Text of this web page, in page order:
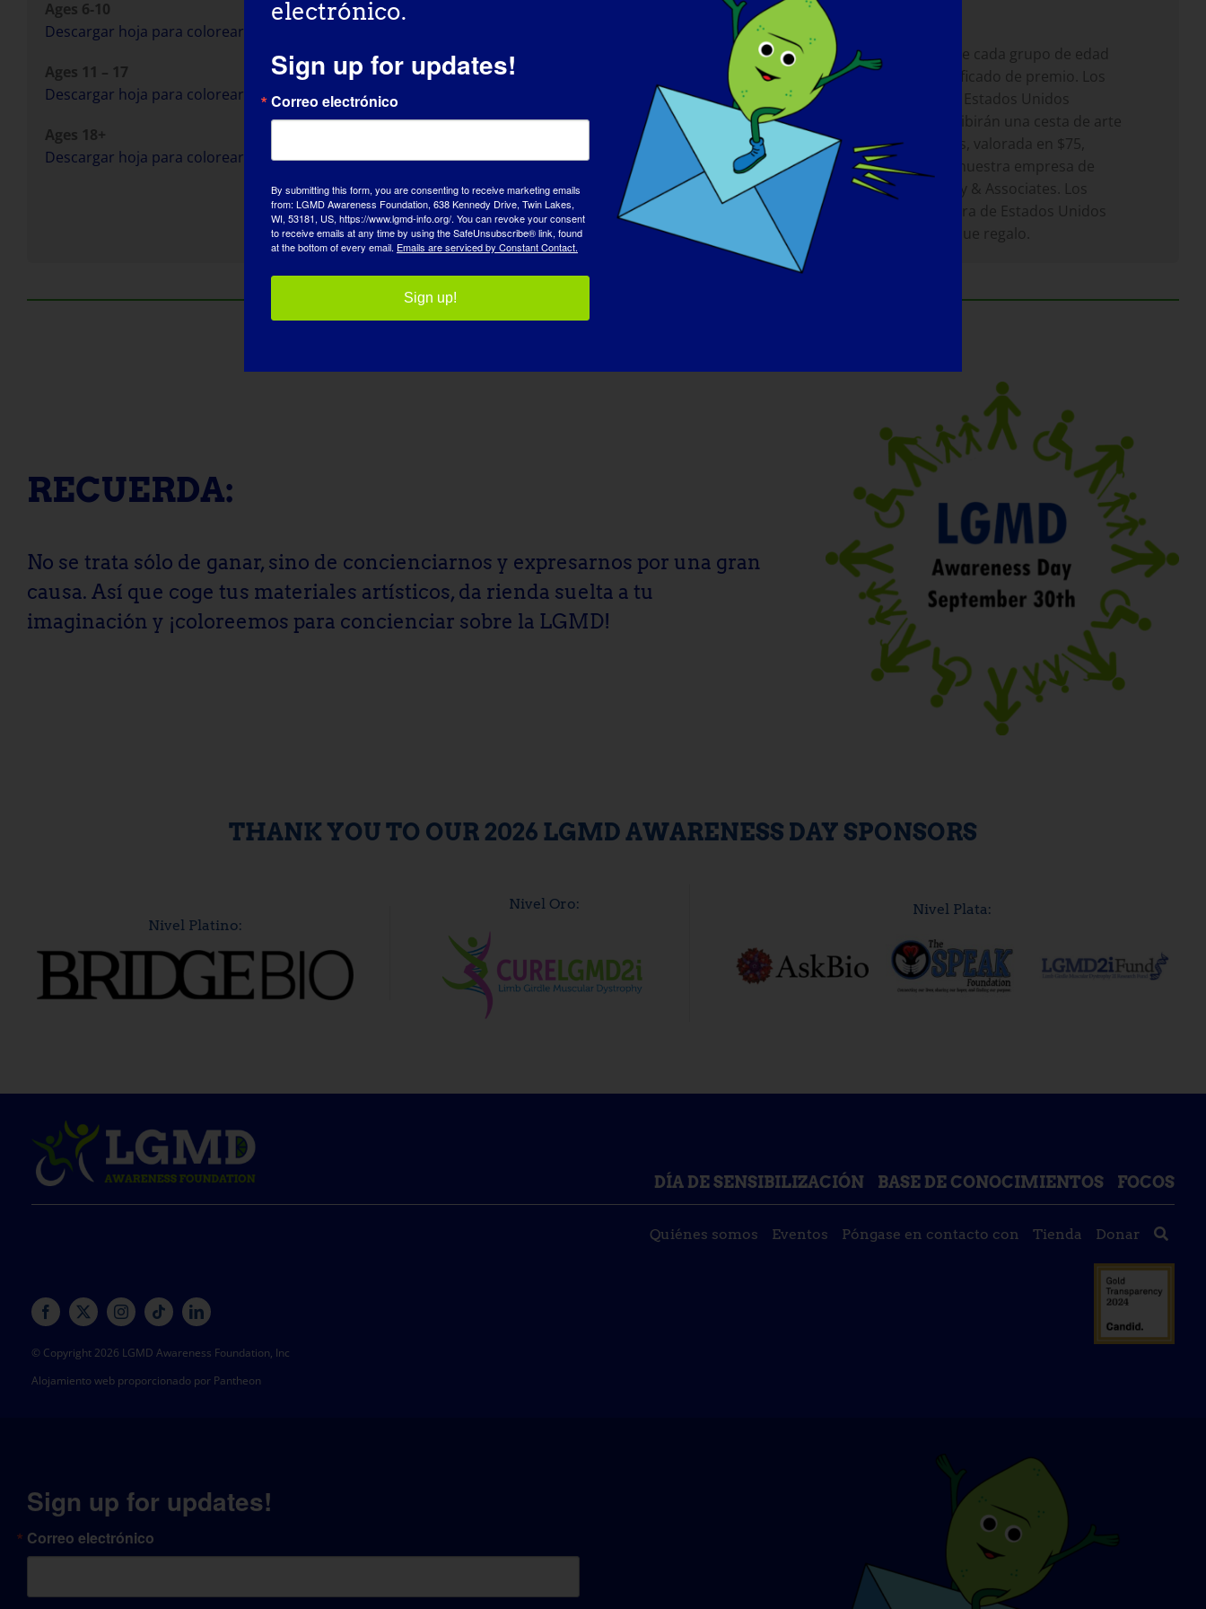
Ages 6-10
Descargar hoja para colorear
Ages 11 – 17
Descargar hoja para colorear
Ages 18+
Descargar hoja para colorear
Buscamos creatividad que salte de la página.
Muéstranos tu visión única y deslumbra a
Los campeones de cada grupo de edad
recibirán un certificado de premio. Los
ganadores de los Estados Unidos
continentales recibirán una cesta de arte
repleta de regalos, valorada en $75,
patrocinada por nuestra empresa de
marketing, Dooley & Associates. Los
ganadores de fuera de Estados Unidos
recibirán un cheque regalo.
RECUERDA:
No se trata sólo de ganar, sino de concienciarnos y expresarnos por una gran
causa. Así que coge tus materiales artísticos, da rienda suelta a tu
imaginación y ¡coloreemos para concienciar sobre la LGMD!
THANK YOU TO OUR 2026 LGMD AWARENESS DAY SPONSORS
Nivel Platino:
Nivel Oro: Nivel Plata:
DÍA DE SENSIBILIZACIÓN BASE DE CONOCIMIENTOS FOCOS
Quiénes somos Eventos Póngase en contacto con Tienda Donar
© Copyright 2026 LGMD Awareness Foundation, Inc
Alojamiento web proporcionado por Pantheon
Sign up for updates!
Correo electrónico
electrónico.
Sign up for updates!
Correo electrónico
By submitting this form, you are consenting to receive marketing emails
from: LGMD Awareness Foundation, 638 Kennedy Drive, Twin Lakes,
WI, 53181, US, https://www.lgmd-info.org/. You can revoke your consent
to receive emails at any time by using the SafeUnsubscribe® link, found
at the bottom of every email. Emails are serviced by Constant Contact.
Sign up!